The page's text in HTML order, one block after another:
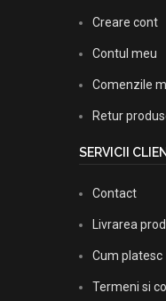
Creare cont
Contul meu
Comenzile
Retur
SERVICII
Contact
Livrarea
Cum platesc
Termeni si